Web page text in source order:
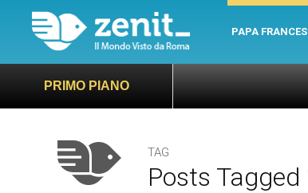
PAPA
PRIMO PIANO
TAG
Posts Tagged